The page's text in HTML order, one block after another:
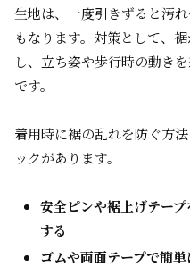
生地は、一度引きずると汚
もなります。対策として、
し、立ち姿や歩行時の動き
です。
着用時に裾の乱れを防ぐ方
ックがあります。
安全ピンや裾上げテー
する
ゴムや両面テープで簡